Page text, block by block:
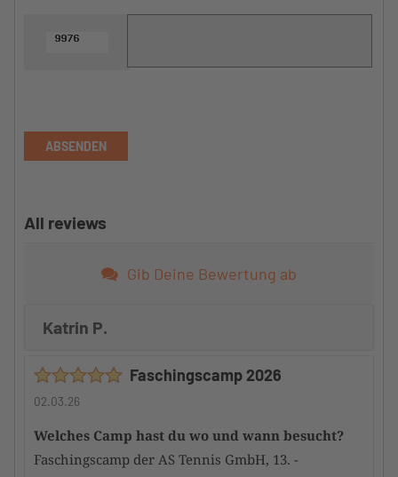
ABSENDEN
All reviews
Gib Deine Bewertung ab
Katrin P.
Faschingscamp 2026
02.03.26
Welches Camp hast du wo und wann besucht?
Faschingscamp der AS Tennis GmbH, 13. -